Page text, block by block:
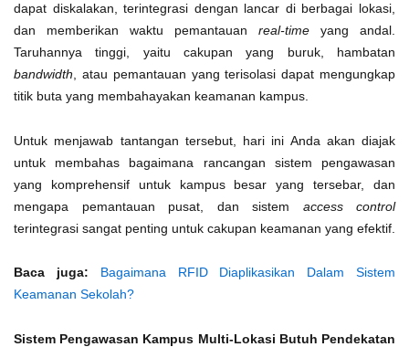
dapat diskalakan, terintegrasi dengan lancar di berbagai lokasi,
dan memberikan waktu pemantauan real-time yang andal.
Taruhannya tinggi, yaitu cakupan yang buruk, hambatan
bandwidth , atau pemantauan yang terisolasi dapat mengungkap
titik buta yang membahayakan keamanan kampus.
Untuk menjawab tantangan tersebut, hari ini Anda akan diajak
untuk membahas bagaimana rancangan sistem pengawasan
yang komprehensif untuk kampus besar yang tersebar, dan
mengapa pemantauan pusat, dan sistem access control
terintegrasi sangat penting untuk cakupan keamanan yang efektif.
Baca juga: Bagaimana RFID Diaplikasikan Dalam Sistem
Keamanan Sekolah?
Sistem Pengawasan Kampus Multi-Lokasi Butuh Pendekatan